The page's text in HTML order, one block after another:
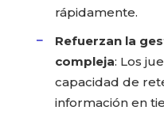
rápidamente.
Refuerzan la
compleja: Los
capacidad de
información en